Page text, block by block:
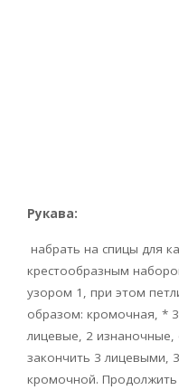
Рукава:
набрать на спицы для
крестообразным
узором 1, при этом
образом: кромочная, *
лицевые, 2
закончить 3 лицевыми,
кромочной.